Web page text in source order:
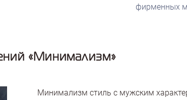
фирменных
«Минимализм»
Минимализм стиль с мужским